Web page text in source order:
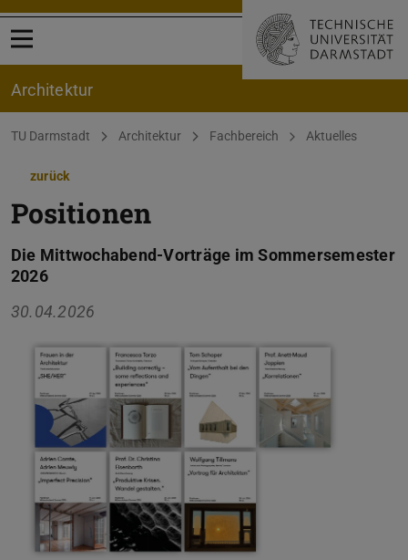
Menü öffnen
Architektur
Sie befinden sich hier:
TU Darmstadt Architektur Fachbereich Aktuelles
zurück
Positionen
Die Mittwochabend-Vorträge im Sommersemester
2026
30.04.2026